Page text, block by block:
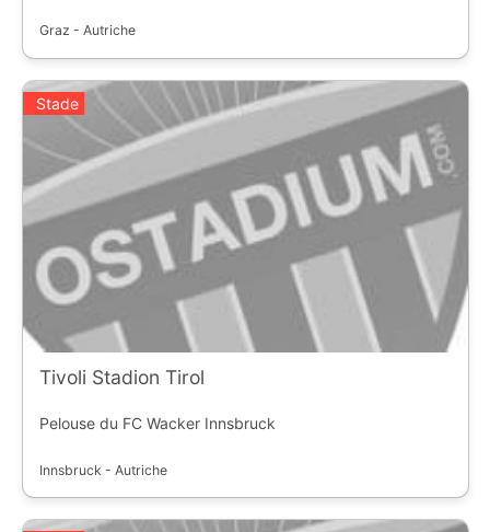
Graz - Autriche
Stade
Tivoli Stadion Tirol
Pelouse du FC Wacker Innsbruck
Innsbruck - Autriche